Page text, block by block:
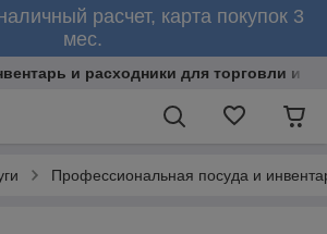
расчет, карта покупок 3
мес.
и расходники для торговли и
Профессиональная посуда и